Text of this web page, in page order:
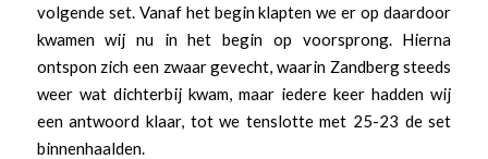
volgende set. Vanaf het begin klapten we er op daardoor
kwamen wij nu in het begin op voorsprong. Hierna
ontspon zich een zwaar gevecht, waarin Zandberg steeds
weer wat dichterbij kwam, maar iedere keer hadden wij
een antwoord klaar, tot we tenslotte met 25-23 de set
binnenhaalden.